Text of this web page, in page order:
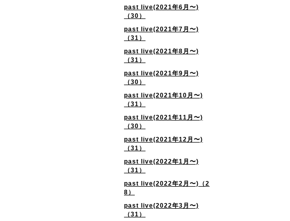
past live(2021年6月〜)
（30）
past live(2021年7月〜)
（31）
past live(2021年8月〜)
（31）
past live(2021年9月〜)
（30）
past live(2021年10月〜)
（31）
past live(2021年11月〜)
（30）
past live(2021年12月〜)
（31）
past live(2022年1月〜)
（31）
past live(2022年2月〜)（2
8）
past live(2022年3月〜)
（31）